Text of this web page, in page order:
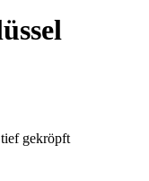
gekröpft